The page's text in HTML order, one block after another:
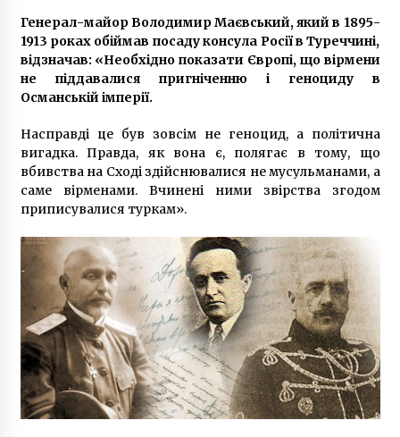
Зеленський презентував у Верховній Раді
план стійкості
2 роки ago
перевезень
4 роки ago
продажу алкоголя ночью
10 років ago
У Києві перед зустріччю Тимошенко з
виборцями затримали активістів з
плакатами «Хто замовив Катю Гандзюк?»
7 років ago
У Білій Церкві сильно п’яний чоловік
“замінував” багатоквартирний будинок
6 років ago
Генерал-майор Володимир Маєвський, який в 1895-
1913 роках обіймав посаду консула Росії в Туреччині,
відзначав: «Необхідно показати Європі, що вірмени
не піддавалися пригніченню і геноциду в
Османській імперії.
Насправді це був зовсім не геноцид, а політична
вигадка. Правда, як вона є, полягає в тому, що
вбивства на Сході здійснювалися не мусульманами, а
саме вірменами. Вчинені ними звірства згодом
приписувалися туркам».